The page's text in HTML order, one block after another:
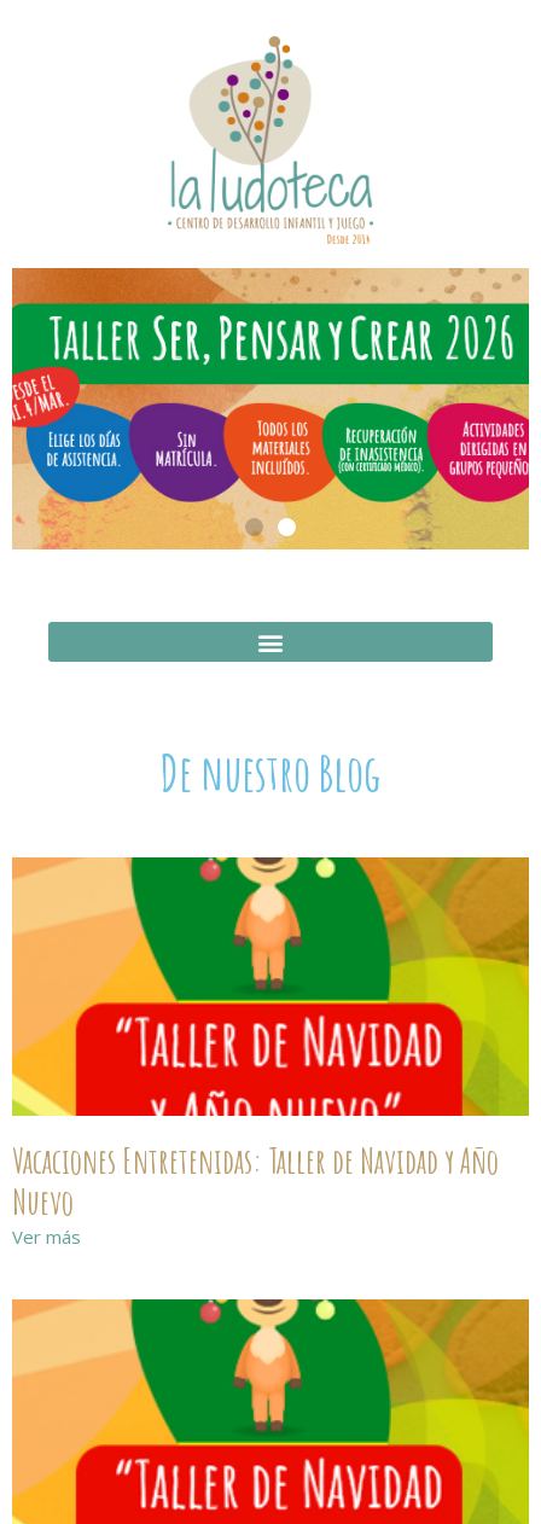
De nuestro Blog
Vacaciones Entretenidas: Taller de Navidad y Año
Nuevo
Ver más